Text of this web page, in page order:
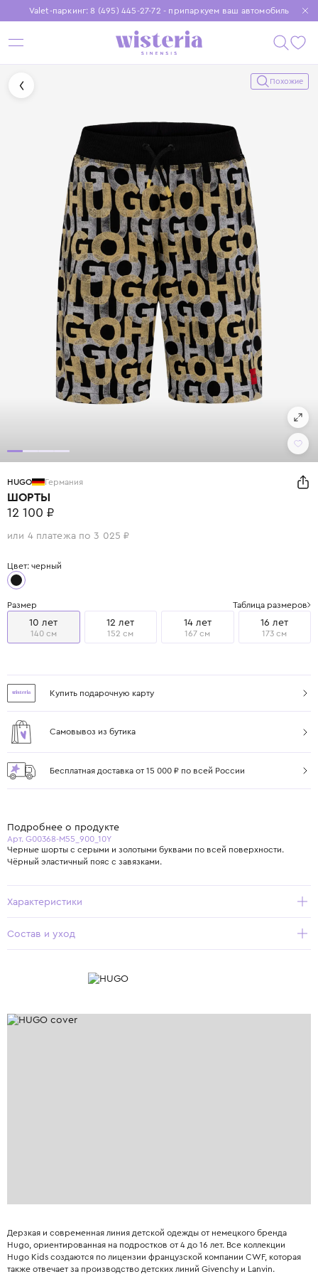
Valet-паркинг: 8 (495) 445-27-72 - припаркуем ваш автомобиль
Бесплатная доставка при заказе от 15 000 ₽
Установите приложение, чтобы покупки были еще удобнее
Похожие
HUGO Германия
ШОРТЫ
12 100 ₽
или 4 платежа по 3 025 ₽
Цвет: черный
Размер Таблица размеров
10 лет
140 см
12 лет
152 см
14 лет
167 см
16 лет
173 см
Купить подарочную карту
Самовывоз из бутика
Бесплатная доставка от 15 000 ₽ по всей России
Подробнее о продукте
Арт. G00368-M55_900_10Y
Черные шорты с серыми и золотыми буквами по всей поверхности.
Чёрный эластичный пояс с завязками.
Характеристики
Состав и уход
Дерзкая и современная линия детской одежды от немецкого бренда
Hugo, ориентированная на подростков от 4 до 16 лет. Все коллекции
Hugo Kids создаются по лицензии французской компании CWF, которая
также отвечает за производство детских линий Givenchy и Lanvin.